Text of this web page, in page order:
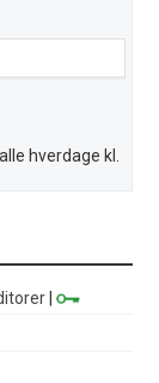
hverdage kl.
|